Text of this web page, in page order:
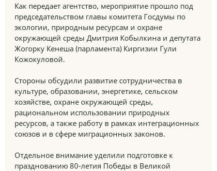
Как передает агентство, мероприятие прошло под
председательством главы комитета Госдумы по
экологии, природным ресурсам и охране
окружающей среды Дмитрия Кобылкина и депутата
Жогорку Кенеша (парламента) Киргизии Гули
Кожокуловой.
Стороны обсудили развитие сотрудничества в
культуре, образовании, энергетике, сельском
хозяйстве, охране окружающей среды,
рациональном использовании природных
ресурсов, а также работу в рамках интеграционных
союзов и в сфере миграционных законов.
Отдельное внимание уделили подготовке к
празднованию 80-летия Победы в Великой